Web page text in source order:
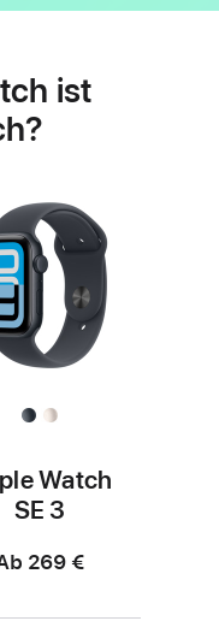
ist
Watch
SE 3
269 €